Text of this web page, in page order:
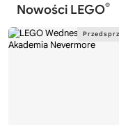
Nowości LEGO®